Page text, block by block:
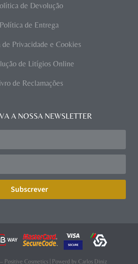
de Devolução
Política de Entrega
de Privacidade e Cookies
de Litígios Online
de Reclamações
A NOSSA NEWSLETTER
Subscrever
Positive Cosmetics | Powerd by Carlos Diniz